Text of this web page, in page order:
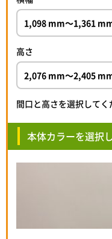
高さ
間口と高さを選択してく
本体カラーを選択